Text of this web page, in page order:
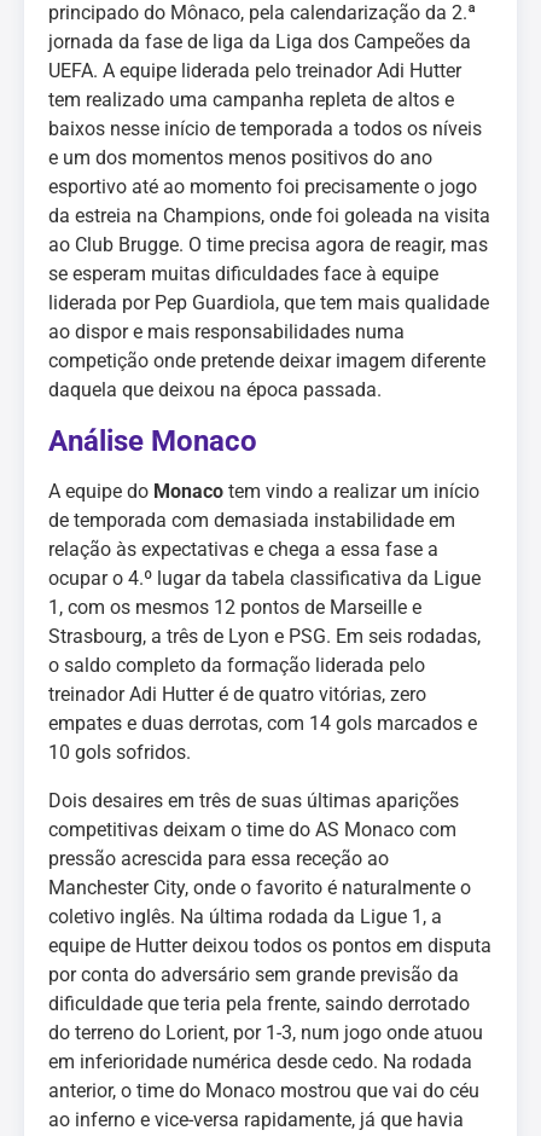
principado do Mônaco, pela calendarização da 2.ª
jornada da fase de liga da Liga dos Campeões da
UEFA. A equipe liderada pelo treinador Adi Hutter
tem realizado uma campanha repleta de altos e
baixos nesse início de temporada a todos os níveis
e um dos momentos menos positivos do ano
esportivo até ao momento foi precisamente o jogo
da estreia na Champions, onde foi goleada na visita
ao Club Brugge. O time precisa agora de reagir, mas
se esperam muitas dificuldades face à equipe
liderada por Pep Guardiola, que tem mais qualidade
ao dispor e mais responsabilidades numa
competição onde pretende deixar imagem diferente
daquela que deixou na época passada.
Análise Monaco
A equipe do Monaco tem vindo a realizar um início
de temporada com demasiada instabilidade em
relação às expectativas e chega a essa fase a
ocupar o 4.º lugar da tabela classificativa da Ligue
1, com os mesmos 12 pontos de Marseille e
Strasbourg, a três de Lyon e PSG. Em seis rodadas,
o saldo completo da formação liderada pelo
treinador Adi Hutter é de quatro vitórias, zero
empates e duas derrotas, com 14 gols marcados e
10 gols sofridos.
Dois desaires em três de suas últimas aparições
competitivas deixam o time do AS Monaco com
pressão acrescida para essa receção ao
Manchester City, onde o favorito é naturalmente o
coletivo inglês. Na última rodada da Ligue 1, a
equipe de Hutter deixou todos os pontos em disputa
por conta do adversário sem grande previsão da
dificuldade que teria pela frente, saindo derrotado
do terreno do Lorient, por 1-3, num jogo onde atuou
em inferioridade numérica desde cedo. Na rodada
anterior, o time do Monaco mostrou que vai do céu
ao inferno e vice-versa rapidamente, já que havia